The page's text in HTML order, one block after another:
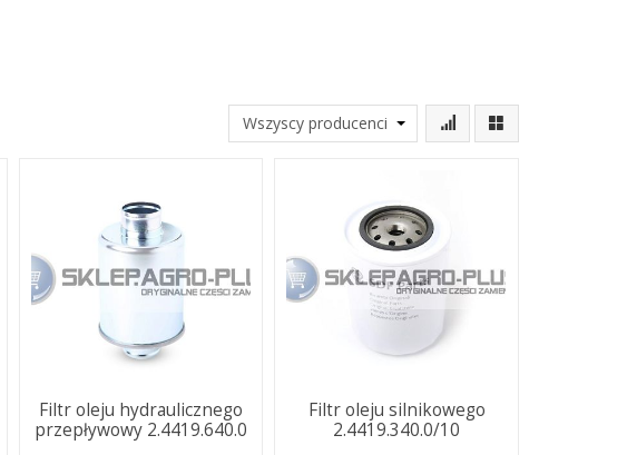
Filtr oleju hydraulicznego
przepływowy 2.4419.640.0
Filtr oleju silnikowego
2.4419.340.0/10